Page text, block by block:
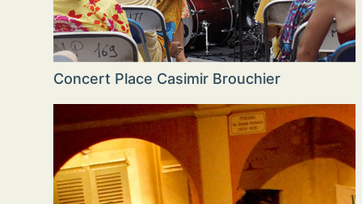
Concert Place Casimir Brouchier